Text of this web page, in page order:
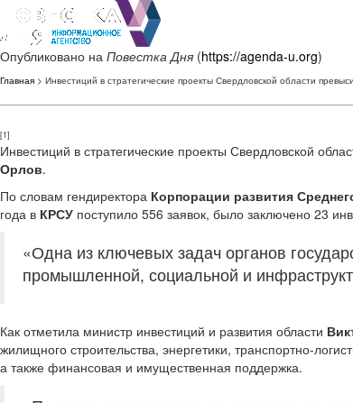
Опубликовано на Повестка Дня (https://agenda-u.org)
Главная > Инвестиций в стратегические проекты Свердловской области
[1]
Инвестиций в стратегические проекты Свердловской
Орлов.
По словам гендиректора Корпорации развития
года в КРСУ поступило 556 заявок, было заключено 23
«Одна из ключевых задач органов
промышленной, социальной и
Как отметила министр инвестиций и развития области
жилищного строительства, энергетики, транспортно-
а также финансовая и имущественная поддержка.